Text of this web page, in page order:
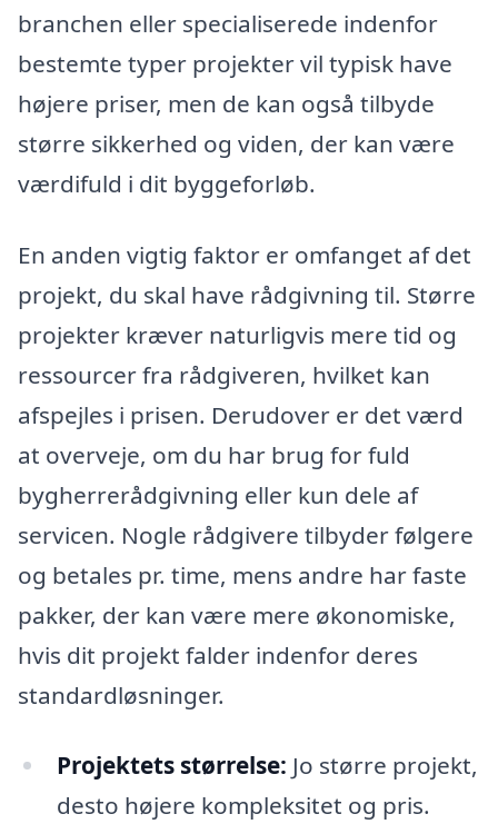
branchen eller specialiserede indenfor
bestemte typer projekter vil typisk have
højere priser, men de kan også tilbyde
større sikkerhed og viden, der kan være
værdifuld i dit byggeforløb.
En anden vigtig faktor er omfanget af det
projekt, du skal have rådgivning til. Større
projekter kræver naturligvis mere tid og
ressourcer fra rådgiveren, hvilket kan
afspejles i prisen. Derudover er det værd
at overveje, om du har brug for fuld
bygherrerådgivning eller kun dele af
servicen. Nogle rådgivere tilbyder følgere
og betales pr. time, mens andre har faste
pakker, der kan være mere økonomiske,
hvis dit projekt falder indenfor deres
standardløsninger.
Projektets størrelse: Jo større projekt,
desto højere kompleksitet og pris.